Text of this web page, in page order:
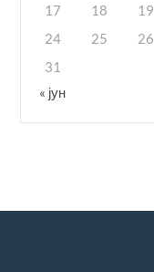
17
18 19
24
25 26
31
« јун